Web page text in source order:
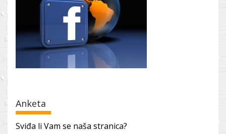
Anketa
Sviđa li Vam se naša stranica?